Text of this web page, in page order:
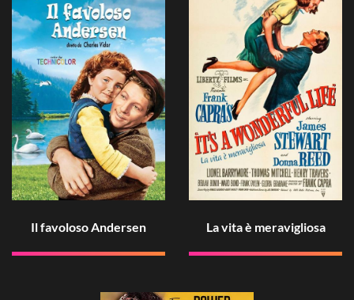
Il favoloso Andersen La vita è meravigliosa